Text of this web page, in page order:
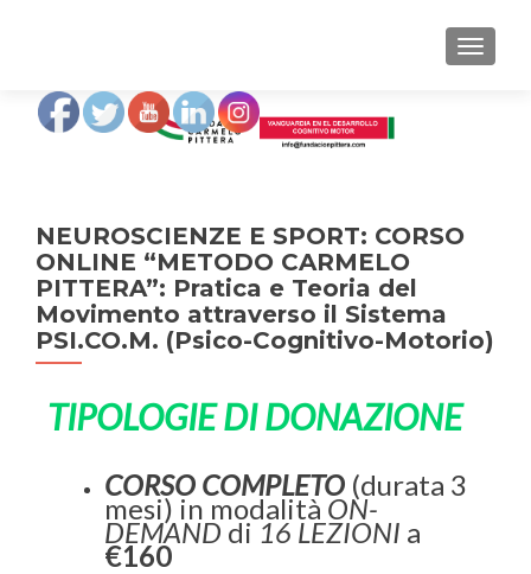
NEUROSCIENZE E SPORT: CORSO
ONLINE “METODO CARMELO
PITTERA”: Pratica e Teoria del
Movimento attraverso il Sistema
PSI.CO.M. (Psico-Cognitivo-Motorio)
TIPOLOGIE DI DONAZIONE
CORSO COMPLETO (durata 3
mesi) in modalità ON-
DEMAND di 16 LEZIONI a
€160